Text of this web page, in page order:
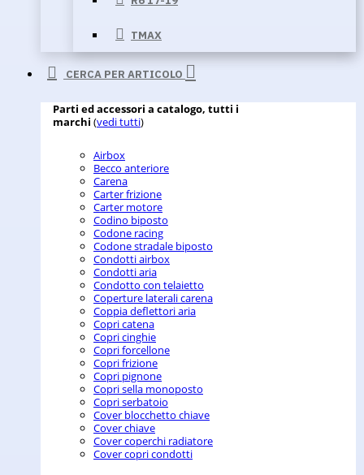
TMAX
CERCA PER ARTICOLO
Parti ed accessori a catalogo, tutti i
marchi (vedi tutti)
Airbox
Becco anteriore
Carena
Carter frizione
Carter motore
Codino biposto
Codone racing
Codone stradale biposto
Condotti airbox
Condotti aria
Condotto con telaietto
Coperture laterali carena
Coppia deflettori aria
Copri catena
Copri cinghie
Copri forcellone
Copri frizione
Copri pignone
Copri sella monoposto
Copri serbatoio
Cover blocchetto chiave
Cover chiave
Cover coperchi radiatore
Cover copri condotti